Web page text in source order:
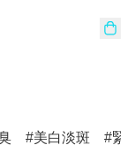
美白淡斑
緊